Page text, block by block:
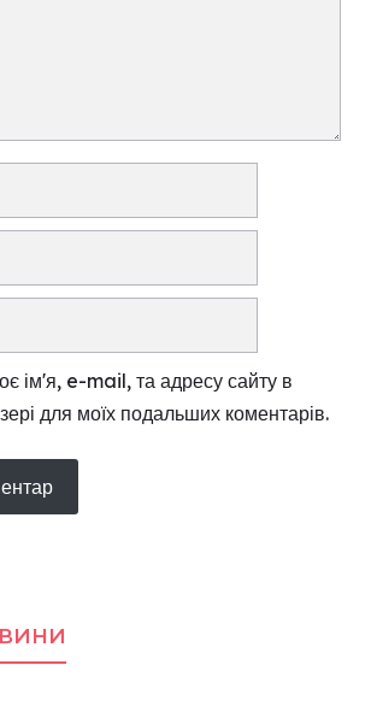
ім'я, e-mail, та адресу сайту в
для моїх подальших коментарів.